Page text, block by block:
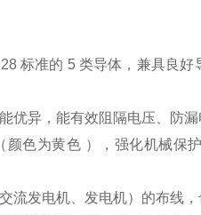
标准的 5 类导体，兼具良
优异，能有效阻隔电压、防
色为黄色 ），强化机械保
流发电机、发电机）的布线，